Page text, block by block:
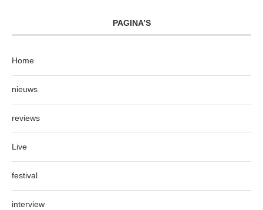
PAGINA’S
Home
nieuws
reviews
Live
festival
interview